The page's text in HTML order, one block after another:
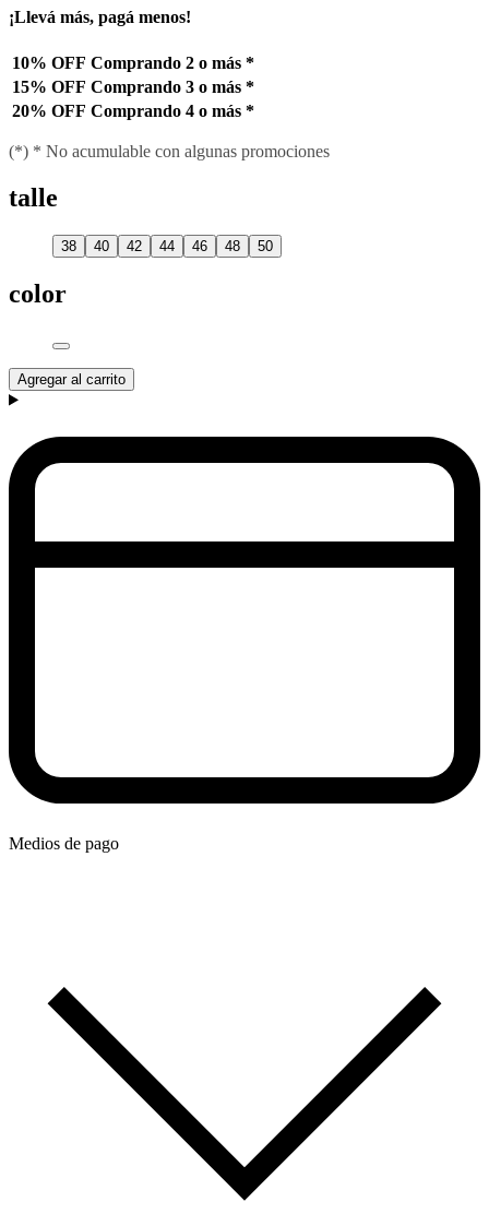
¡Llevá más, pagá menos!
10% OFF Comprando 2 o más *
15% OFF Comprando 3 o más *
20% OFF Comprando 4 o más *
(*) * No acumulable con algunas promociones
talle
38 40 42 44 46 48 50
color
Agregar al carrito
Medios de pago